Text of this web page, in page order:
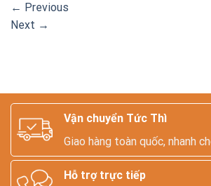
← Previous
Next →
Vận chuyển Tức Thì
Giao hàng toàn quốc, nhanh
Hỗ trợ trực tiếp